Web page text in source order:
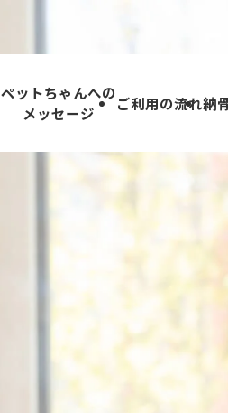
ペットちゃんへの
メッセージ
ご利用の流れ納